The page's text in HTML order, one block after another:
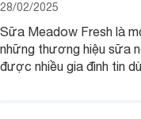
28/02/2025
Sữa Meadow Fresh là
những thương hiệu sữa
được nhiều gia đình tin